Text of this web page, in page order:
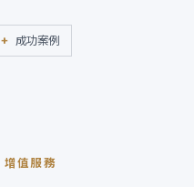
成功案例
增值服務